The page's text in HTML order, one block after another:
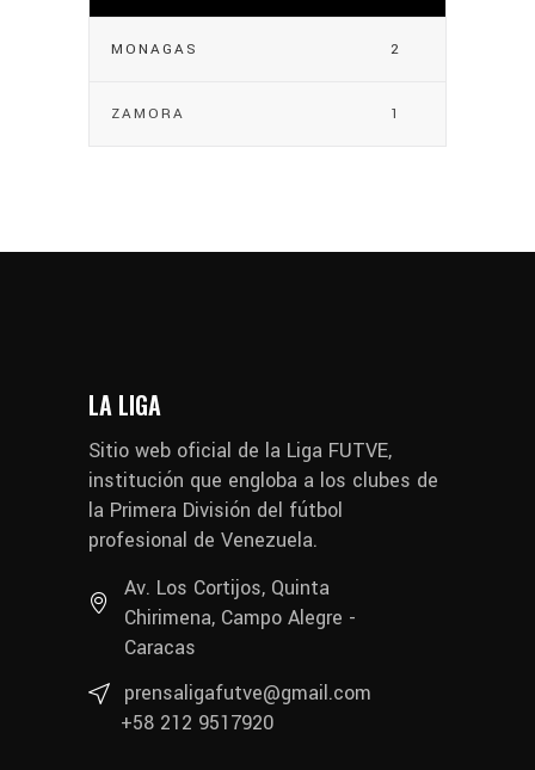
MONAGAS 2
ZAMORA 1
LA LIGA
Sitio web oficial de la Liga FUTVE,
institución que engloba a los clubes de
la Primera División del fútbol
profesional de Venezuela.
Av. Los Cortijos, Quinta
Chirimena, Campo Alegre -
Caracas
prensaligafutve@gmail.com
+58 212 9517920